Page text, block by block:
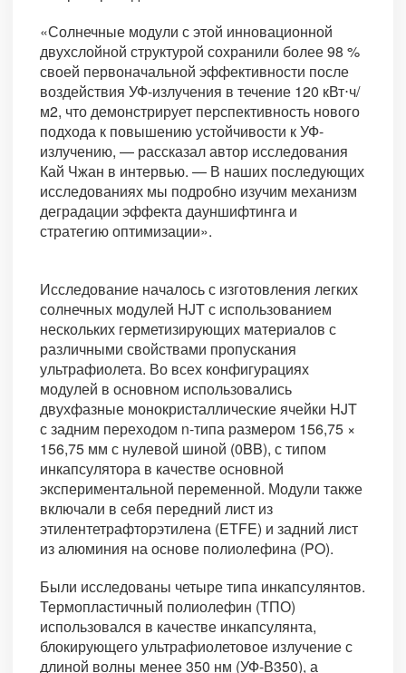
«Солнечные модули с этой инновационной
двухслойной структурой сохранили более 98 %
своей первоначальной эффективности после
воздействия УФ-излучения в течение 120 кВт⋅ч/
м2, что демонстрирует перспективность нового
подхода к повышению устойчивости к УФ-
излучению, — рассказал автор исследования
Кай Чжан в интервью. — В наших последующих
исследованиях мы подробно изучим механизм
деградации эффекта дауншифтинга и
стратегию оптимизации».
Исследование началось с изготовления легких
солнечных модулей HJT с использованием
нескольких герметизирующих материалов с
различными свойствами пропускания
ультрафиолета. Во всех конфигурациях
модулей в основном использовались
двухфазные монокристаллические ячейки HJT
с задним переходом n-типа размером 156,75 ×
156,75 мм с нулевой шиной (0BB), с типом
инкапсулятора в качестве основной
экспериментальной переменной. Модули также
включали в себя передний лист из
этилентетрафторэтилена (ETFE) и задний лист
из алюминия на основе полиолефина (PO).
Были исследованы четыре типа инкапсулянтов.
Термопластичный полиолефин (ТПО)
использовался в качестве инкапсулянта,
блокирующего ультрафиолетовое излучение с
длиной волны менее 350 нм (УФ-В350), а